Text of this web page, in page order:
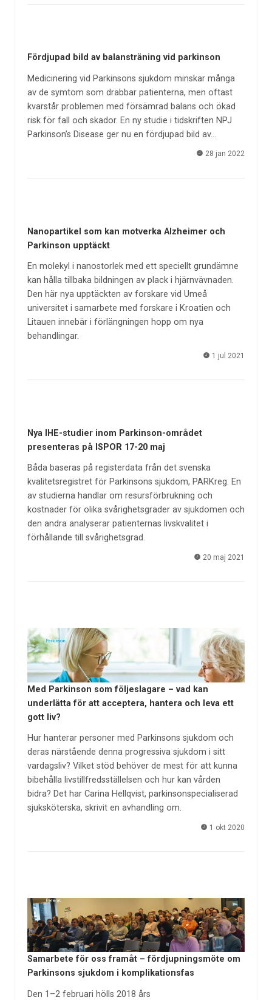
Fördjupad bild av balansträning vid parkinson
Medicinering vid Parkinsons sjukdom minskar många
av de symtom som drabbar patienterna, men oftast
kvarstår problemen med försämrad balans och ökad
risk för fall och skador. En ny studie i tidskriften NPJ
Parkinson’s Disease ger nu en fördjupad bild av…
28 jan 2022
Nanopartikel som kan motverka Alzheimer och
Parkinson upptäckt
En molekyl i nanostorlek med ett speciellt grundämne
kan hålla tillbaka bildningen av plack i hjärnvävnaden.
Den här nya upptäckten av forskare vid Umeå
universitet i samarbete med forskare i Kroatien och
Litauen innebär i förlängningen hopp om nya
behandlingar.
1 jul 2021
Nya IHE-studier inom Parkinson-området
presenteras på ISPOR 17-20 maj
Båda baseras på registerdata från det svenska
kvalitetsregistret för Parkinsons sjukdom, PARKreg. En
av studierna handlar om resursförbrukning och
kostnader för olika svårighetsgrader av sjukdomen och
den andra analyserar patienternas livskvalitet i
förhållande till svårighetsgrad.
20 maj 2021
Med Parkinson som följeslagare – vad kan
underlätta för att acceptera, hantera och leva ett
gott liv?
Hur hanterar personer med Parkinsons sjukdom och
deras närstående denna progressiva sjukdom i sitt
vardagsliv? Vilket stöd behöver de mest för att kunna
bibehålla livstillfredsställelsen och hur kan vården
bidra? Det har Carina Hellqvist, parkinsonspecialiserad
sjuksköterska, skrivit en avhandling om.
1 okt 2020
Samarbete för oss framåt – fördjupningsmöte om
Parkinsons sjukdom i komplikationsfas
Den 1–2 februari hölls 2018 års